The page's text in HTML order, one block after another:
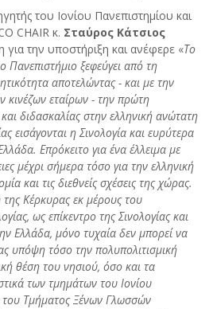
του Ιονίου Πανεπιστημίου και
CHAIR κ. Σταύρος Κάτσιος
την υποστήριξη και ανέφερε «Το
Πανεπιστήμιο ξεφεύγει από τη
αποτελώντας - και με την
κινέζων εταίρων - την πρώτη
διδασκαλίας στην ελληνική ανώτατη
εισάγονται η Σινολογία και ευρύτερα
Επρόκειτο για ένα έλλειμα με
μέχρι σήμερα τόσο για την ελληνική
και τις διεθνείς σχέσεις της χώρας.
Κέρκυρας εκ μέρους του
ως επίκεντρο της Σινολογίας και
Ελλάδα, μόνο τυχαία δεν μπορεί να
υπόψη τόσο την πολυπολιτισμική
θέση του νησιού, όσο και τα
των τμημάτων του Ιονίου
του Τμήματος Ξένων Γλωσσών